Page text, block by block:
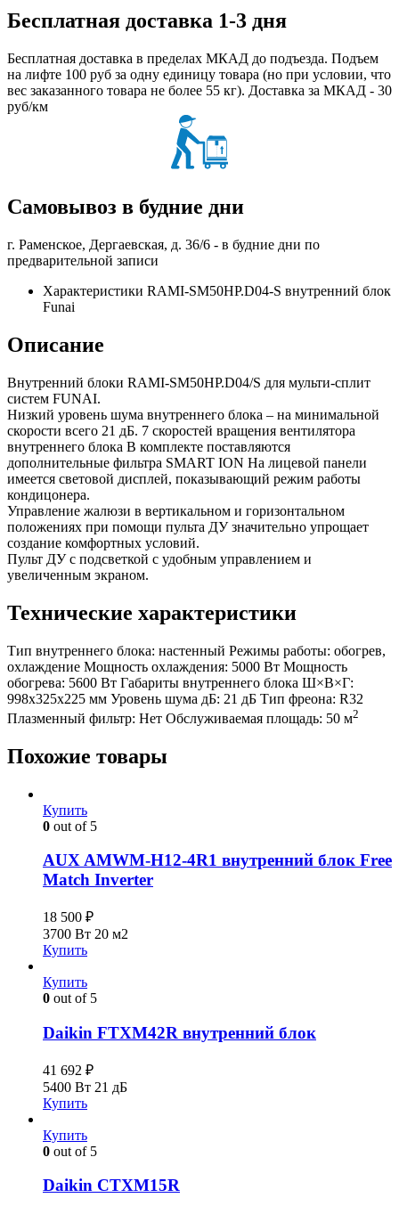
Бесплатная доставка 1-3 дня
Бесплатная доставка в пределах МКАД до подъезда. Подъем
на лифте 100 руб за одну единицу товара (но при условии, что
вес заказанного товара не более 55 кг). Доставка за МКАД - 30
руб/км
Самовывоз в будние дни
г. Раменское, Дергаевская, д. 36/6 - в будние дни по
предварительной записи
Характеристики RAMI-SM50HP.D04-S внутренний блок
Funai
Описание
Внутренний блоки RAMI-SM50HP.D04/S для мульти-сплит
систем FUNAI.
Низкий уровень шума внутреннего блока – на минимальной
скорости всего 21 дБ. 7 скоростей вращения вентилятора
внутреннего блока В комплекте поставляются
дополнительные фильтра SMART ION На лицевой панели
имеется световой дисплей, показывающий режим работы
кондицонера.
Управление жалюзи в вертикальном и горизонтальном
положениях при помощи пульта ДУ значительно упрощает
создание комфортных условий.
Пульт ДУ с подсветкой с удобным управлением и
увеличенным экраном.
Технические характеристики
Тип внутреннего блока: настенный Режимы работы: обогрев,
охлаждение Мощность охлаждения: 5000 Вт Мощность
обогрева: 5600 Вт Габариты внутреннего блока Ш×В×Г:
998x325x225 мм Уровень шума дБ: 21 дБ Тип фреона: R32
Плазменный фильтр: Нет Обслуживаемая площадь: 50 м2
Похожие товары
Купить
0 out of 5
AUX AMWM-H12-4R1 внутренний блок Free
Match Inverter
18 500 ₽
3700 Вт 20 м2
Купить
Купить
0 out of 5
Daikin FTXM42R внутренний блок
41 692 ₽
5400 Вт 21 дБ
Купить
Купить
0 out of 5
Daikin CTXM15R